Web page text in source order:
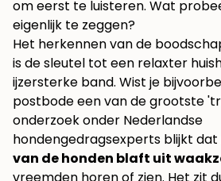
om eerst te luisteren. Wat
eigenlijk te zeggen?
Het herkennen van de
is de sleutel tot een relaxter
ijzersterke band. Wist je
postbode een van de grootste
onderzoek onder Nederlandse
hondengedragsexperts blijkt
van de honden blaft uit